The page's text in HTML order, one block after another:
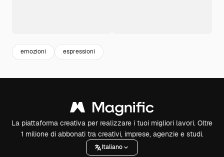
emozioni espressioni
La piattaforma creativa per realizzare i tuoi migliori lavori. Oltre
1 milione di abbonati tra creativi, imprese, agenzie e studi.
Italiano